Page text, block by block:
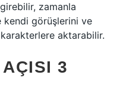
zamanla
görüşlerini ve
aktarabilir.
3